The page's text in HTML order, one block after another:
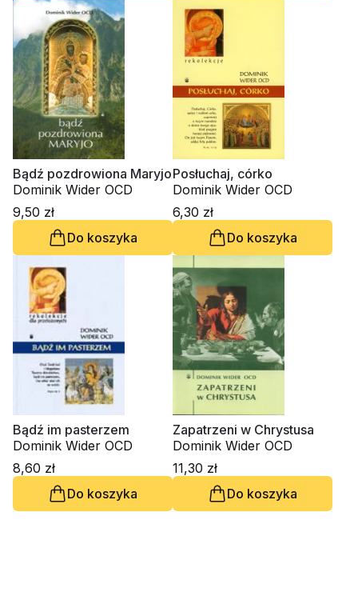
Bądź pozdrowiona Maryjo
Dominik Wider OCD
9,50 zł
Do koszyka
Posłuchaj, córko
Dominik Wider OCD
6,30 zł
Do koszyka
Bądź im pasterzem
Dominik Wider OCD
8,60 zł
Do koszyka
Zapatrzeni w Chrystusa
Dominik Wider OCD
11,30 zł
Do koszyka